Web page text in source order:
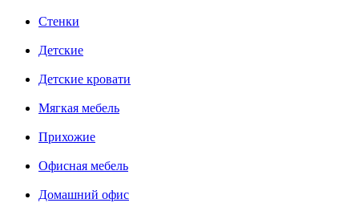
Стенки
Детские
Детские кровати
Мягкая мебель
Прихожие
Офисная мебель
Домашний офис